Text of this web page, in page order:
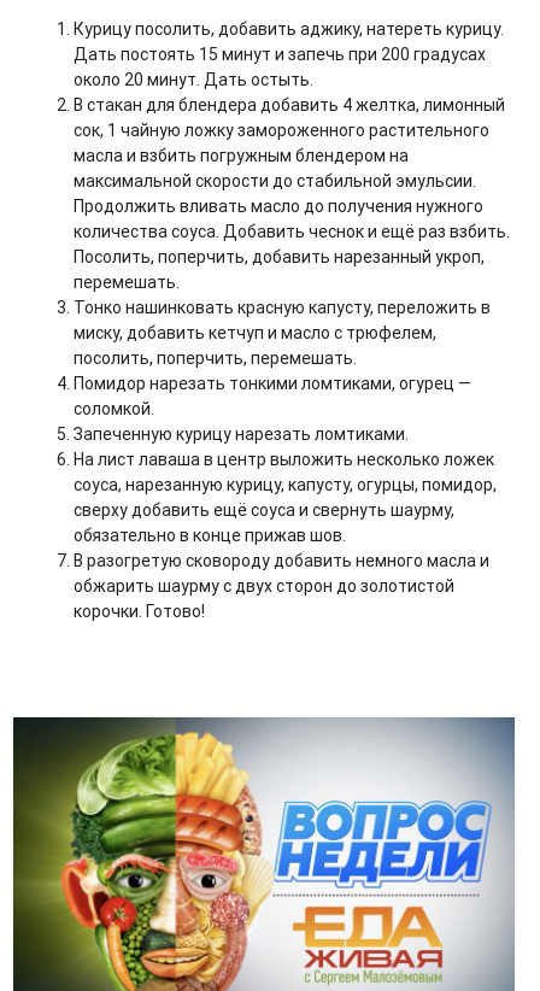
Курицу посолить, добавить аджику, натереть курицу.
Дать постоять 15 минут и запечь при 200 градусах
около 20 минут. Дать остыть.
В стакан для блендера добавить 4 желтка, лимонный
сок, 1 чайную ложку замороженного растительного
масла и взбить погружным блендером на
максимальной скорости до стабильной эмульсии.
Продолжить вливать масло до получения нужного
количества соуса. Добавить чеснок и ещё раз взбить.
Посолить, поперчить, добавить нарезанный укроп,
перемешать.
Тонко нашинковать красную капусту, переложить в
миску, добавить кетчуп и масло с трюфелем,
посолить, поперчить, перемешать.
Помидор нарезать тонкими ломтиками, огурец —
соломкой.
Запеченную курицу нарезать ломтиками.
На лист лаваша в центр выложить несколько ложек
соуса, нарезанную курицу, капусту, огурцы, помидор,
сверху добавить ещё соуса и свернуть шаурму,
обязательно в конце прижав шов.
В разогретую сковороду добавить немного масла и
обжарить шаурму с двух сторон до золотистой
корочки. Готово!